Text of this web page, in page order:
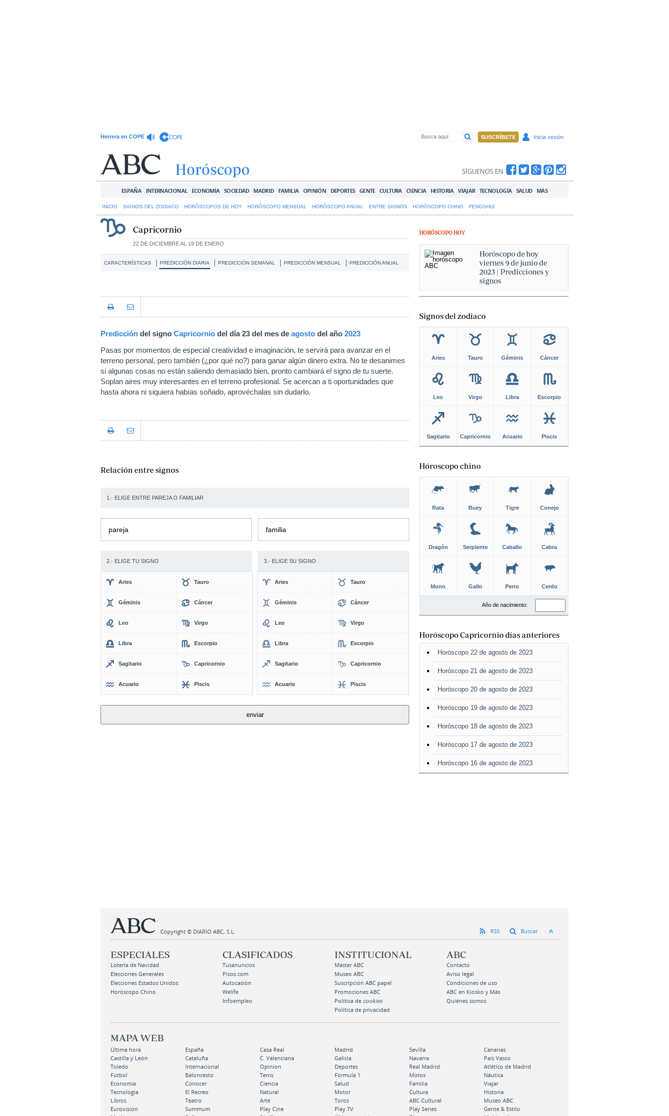
SUSCRÍBETE Inicia sesión
Herrera en COPE
SÍGUENOS EN
ESPAÑA INTERNACIONAL ECONOMÍA SOCIEDAD MADRID FAMILIA OPINIÓN DEPORTES GENTE CULTURA CIENCIA HISTORIA VIAJAR TECNOLOGÍA SALUD MÁS
INICIO SIGNOS DEL ZODIACO HORÓSCOPOS DE HOY HORÓSCOPO MENSUAL HORÓSCOPO ANUAL ENTRE SIGNOS HORÓSCOPO CHINO FENGSHUI
Horóscopo
Capricornio
22 DE DICIEMBRE AL 19 DE ENERO
CARACTERÍSTICAS PREDICCIÓN DIARIA PREDICCIÓN SEMANAL PREDICCIÓN MENSUAL PREDICCIÓN ANUAL
Predicción del signo Capricornio del día 23 del mes de agosto del año 2023
Pasas por momentos de especial creatividad e imaginación, te servirá para avanzar en el
terreno personal, pero también (¿por qué no?) para ganar algún dinero extra. No te desanimes
si algunas cosas no están saliendo demasiado bien, pronto cambiará el signo de tu suerte.
Soplan aires muy interesantes en el terreno profesional. Se acercan a ti oportunidades que
hasta ahora ni siquiera habías soñado, aprovéchalas sin dudarlo.
Relación entre signos
1.- ELIGE ENTRE PAREJA O FAMILIAR
pareja familia
2.- ELIGE TU SIGNO 3.- ELIGE SU SIGNO
Aries Tauro
Géminis Cáncer
Leo Virgo
Libra Escorpio
Sagitario Capricornio
Acuario Piscis
Aries Tauro
Géminis Cáncer
Leo Virgo
Libra Escorpio
Sagitario Capricornio
Acuario Piscis
HORÓSCOPO HOY
Horóscopo de hoy
viernes 9 de junio de
2023 | Predicciones y
signos
Signos del zodiaco
Aries Tauro Géminis Cáncer
Leo Virgo Libra Escorpio
Sagitario Capricornio Acuario Piscis
Hóroscopo chino
Rata Buey Tigre Conejo
Dragón Serpiente Caballo Cabra
Mono Gallo Perro Cerdo
Año de nacimiento:
Horóscopo Capricornio días anteriores
Horóscopo 22 de agosto de 2023
Horóscopo 21 de agosto de 2023
Horóscopo 20 de agosto de 2023
Horóscopo 19 de agosto de 2023
Horóscopo 18 de agosto de 2023
Horóscopo 17 de agosto de 2023
Horóscopo 16 de agosto de 2023
Copyright © DIARIO ABC, S.L. RSS Buscar
ESPECIALES
Lotería de Navidad
Elecciones Generales
Elecciones Estados Unidos
Horóscopo Chino
CLASIFICADOS
Tusanuncios
Pisos.com
Autocasión
Welife
Infoempleo
INSTITUCIONAL
Máster ABC
Museo ABC
Suscripción ABC papel
Promociones ABC
Política de cookies
Política de privacidad
ABC
Contacto
Aviso legal
Condiciones de uso
ABC en Kiosko y Más
Quiénes somos
MAPA WEB
Última hora España Casa Real Madrid Sevilla
Canarias
Castilla y León
Cataluña C. Valenciana Galicia Navarra
País Vasco
Toledo
Internacional Opinion Deportes Real Madrid
Atlético de Madrid
Fútbol
Baloncesto Tenis Fórmula 1 Motos
Náutica
Economía
Conocer Ciencia Salud Familia
Viajar
Tecnología
El Recreo Natural Motor Cultura
Historia
Libros
Teatro Arte Toros ABC Cultural
Museo ABC
Eurovisión
Summum Play Cine Play TV Play Series
Gente & Estilo